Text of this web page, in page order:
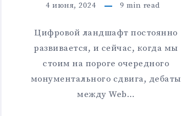
4 июня, 2024 9 min read
Цифровой ландшафт постоянно
развивается, и сейчас, когда мы
стоим на пороге очередного
монументального сдвига, дебаты
между Web…